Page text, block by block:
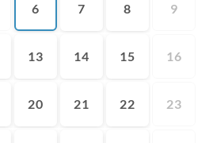
6 7 8 9
13 14 15 16
20 21 22 23